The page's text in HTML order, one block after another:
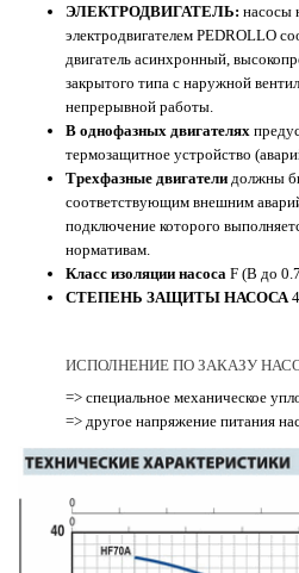
ЭЛЕКТРОДВИГАТЕЛЬ: насосы
электродвигателем PEDROLLO
двигатель асинхронный,
закрытого типа с наружной
непрерывной работы.
В однофазных двигателях
термозащитное устройство
Трехфазные двигатели должны
соответствующим внешним
подключение которого
нормативам.
Класс изоляции насоса F (В до
СТЕПЕНЬ ЗАЩИТЫ НАСОСА
ИСПОЛНЕНИЕ ПО ЗАКАЗУ
=> специальное механическое
=> другое напряжение питания